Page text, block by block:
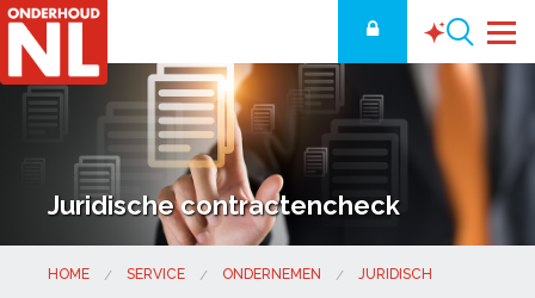
Juridische contractencheck
HOME SERVICE ONDERNEMEN JURIDISCH